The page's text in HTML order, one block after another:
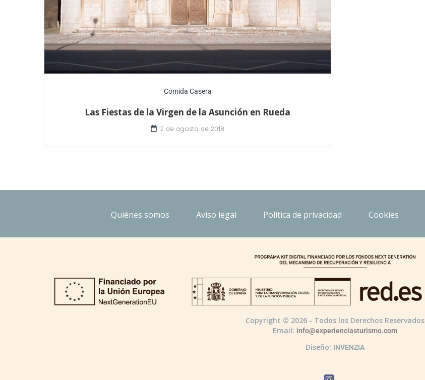
Comida Casera
Las Fiestas de la Virgen de la Asunción en Rueda
2 de agosto de 2018
Quiénes somos Aviso legal Política de privacidad Cookies
Copyright © 2026 - Todos los Derechos Reservados
Email: info@experienciasturismo.com
Diseño: INVENZIA